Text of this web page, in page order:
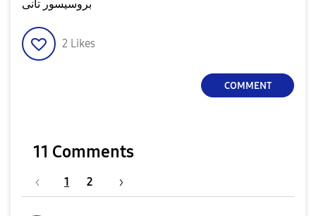
2 Likes
COMMENT
11 Comments
1 2